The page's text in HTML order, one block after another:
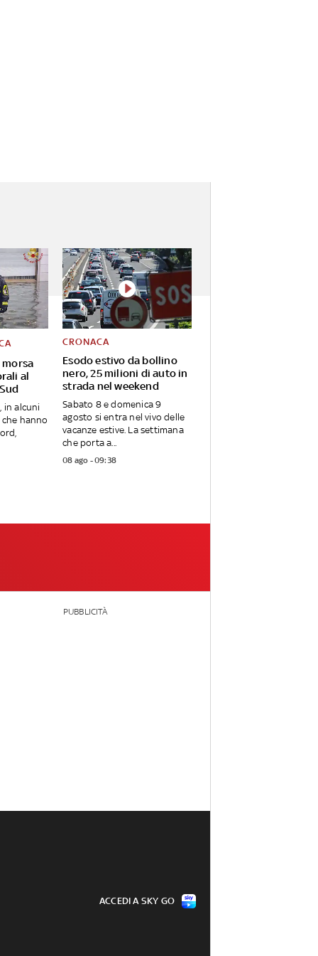
morsa
al
in alcuni
hanno
Esodo estivo da bollino
nero, 25 milioni di auto in
strada nel weekend
CRONACA
Sabato 8 e domenica 9
agosto si entra nel vivo delle
vacanze estive. La settimana
che porta a...
08 ago - 09:38
PUBBLICITÀ
ACCEDI A SKY GO